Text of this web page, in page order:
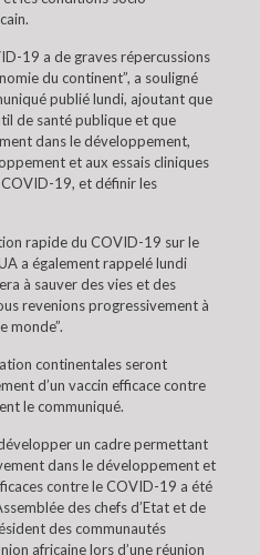
19 a de graves répercussions
du continent”, a souligné
publié lundi, ajoutant que
de santé publique et que
dans le développement,
et aux essais cliniques
19, et définir les
rapide du COVID-19 sur le
a également rappelé lundi
à sauver des vies et des
revenions progressivement à
monde”.
continentales seront
d’un vaccin efficace contre
le communiqué.
un cadre permettant
dans le développement et
contre le COVID-19 a été
des chefs d’Etat et de
des communautés
africaine lors d’une réunion